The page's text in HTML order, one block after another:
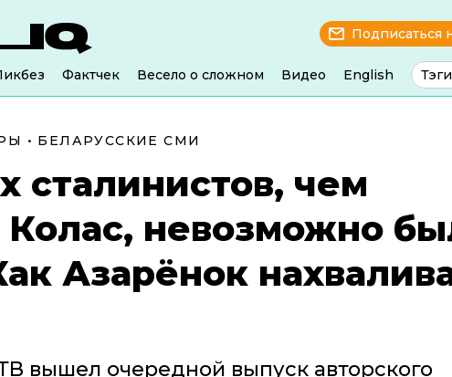
Подписаться
Фактчек Весело о сложном Видео English Тэги
• БЕЛАРУССКИЕ СМИ
сталинистов, чем
Колас, невозможно
Азарёнок
вышел очередной выпуск авторского